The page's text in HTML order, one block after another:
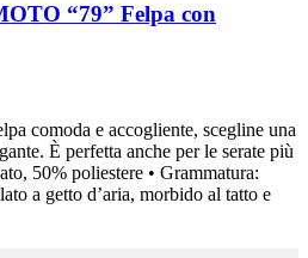
“79” Felpa con
comoda e accogliente, scegline una
È perfetta anche per le serate più
50% poliestere • Grammatura:
a getto d’aria, morbido al tatto e